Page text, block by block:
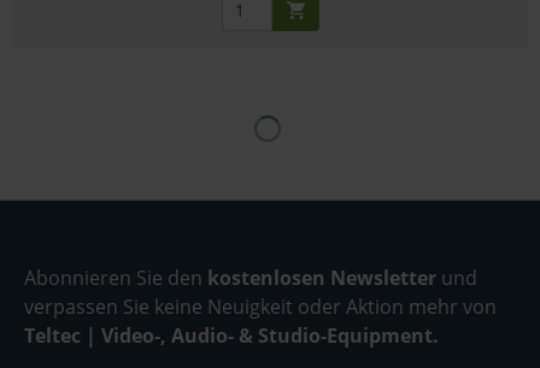
Abonnieren Sie den kostenlosen Newsletter und
verpassen Sie keine Neuigkeit oder Aktion mehr von
Teltec | Video-, Audio- & Studio-Equipment.